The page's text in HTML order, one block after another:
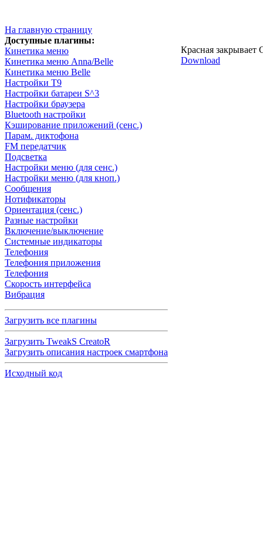
На главную страницу
Доступные плагины:
Кинетика меню
Кинетика меню Anna/Belle
Кинетика меню Belle
Настройки T9
Настройки батареи S^3
Настройки браузера
Bluetooth настройки
Кэширование приложений (сенс.)
Парам. диктофона
FM передатчик
Подсветка
Настройки меню (для сенс.)
Настройки меню (для кноп.)
Сообщения
Нотификаторы
Ориентация (сенс.)
Разные настройки
Включение/выключение
Системные индикаторы
Телефония
Телефония приложения
Телефония
Скорость интерфейса
Вибрация
Загрузить все плагины
Загрузить TweakS CreatoR
Загрузить описания настроек смартфона
Исходный код
Красная закрывает
Download